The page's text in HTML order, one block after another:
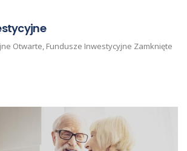
Otwarte, Fundusze Inwestycyjne Zamknięte